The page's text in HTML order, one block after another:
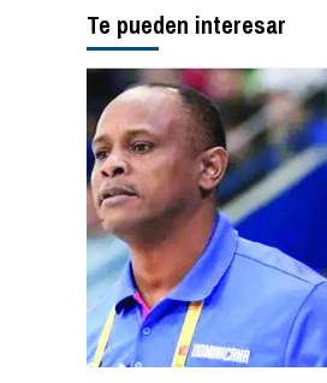
Te pueden interesar